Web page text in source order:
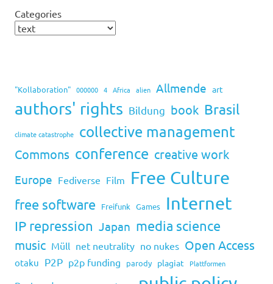
Categories
"Kollaboration" 000000 4 Africa alien Allmende art
authors' rights Bildung book Brasil
climate catastrophe collective management
Commons conference creative work
Europe Fediverse Film Free Culture
free software Freifunk Games Internet
IP repression Japan media science
music Müll net neutrality no nukes Open Access
otaku P2P p2p funding parody plagiat Plattformen